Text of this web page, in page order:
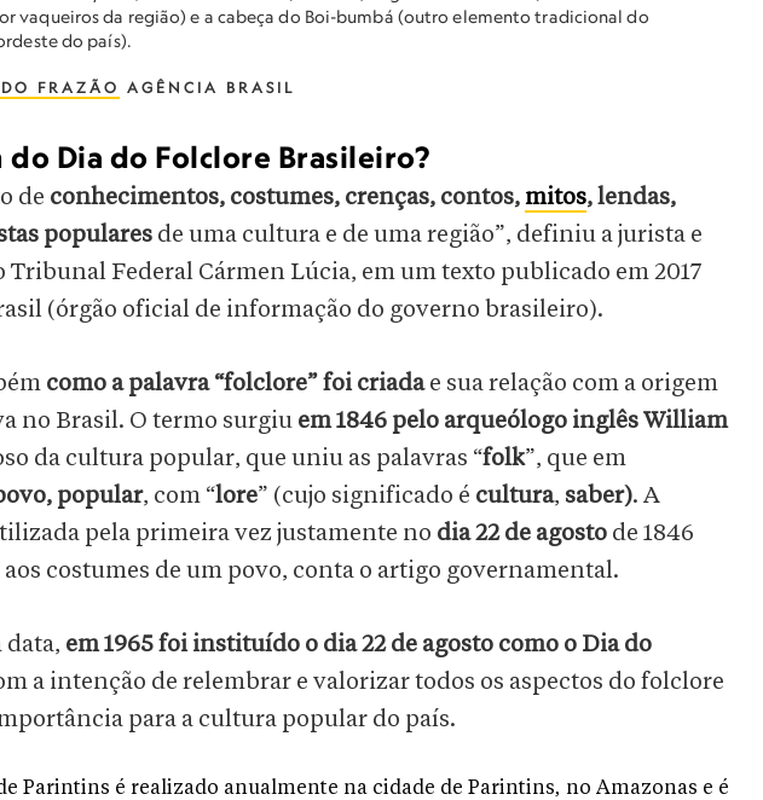
vaqueiros da região) e a cabeça do Boi-bumbá (outro elemento tradicional do
do país).
FRAZÃO AGÊNCIA BRASIL
Dia do Folclore Brasileiro?
de conhecimentos, costumes, crenças, contos, mitos, lendas,
populares de uma cultura e de uma região”, definiu a jurista e
Federal Cármen Lúcia, em um texto publicado em 2017
(órgão oficial de informação do governo brasileiro).
como a palavra “folclore” foi criadae sua relação com a origem
no Brasil. O termo surgiu em 1846 pelo arqueólogo inglês William
da cultura popular, que uniu as palavras “folk”, que em
popular, com “lore” (cujo significado é cultura, saber). A
pela primeira vez justamente no dia 22 de agosto de 1846
costumes de um povo, conta o artigo governamental.
data, em 1965 foi instituído o dia 22 de agosto como o Dia do
a intenção de relembrar e valorizar todos os aspectos do folclore
para a cultura popular do país.